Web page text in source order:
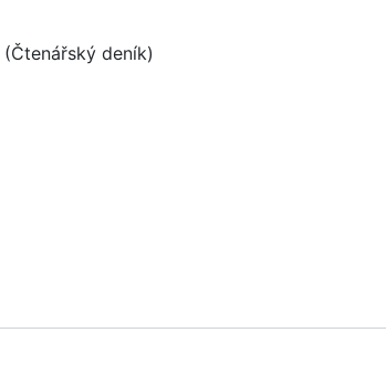
(Čtenářský deník)